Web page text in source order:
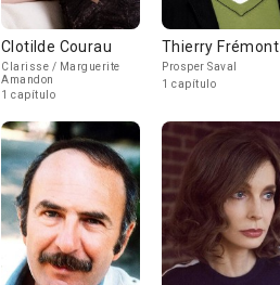
Clotilde Courau
Clarisse / Marguerite
Amandon
1 capítulo
Thierry Frémont
Prosper Saval
1 capítulo